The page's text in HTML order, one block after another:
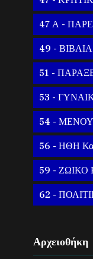
47 Α -
49 - ΒΙΒΛΙΑ
51 -
53 -
54 -
56 - ΗΘΗ
59 - ΖΩΙΚΟ
62 -
Αρχειοθήκη